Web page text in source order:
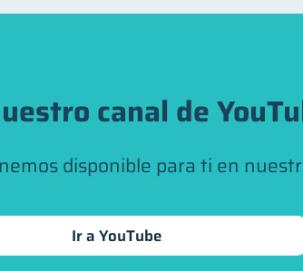
canal de
disponible para ti en
Ir a YouTube